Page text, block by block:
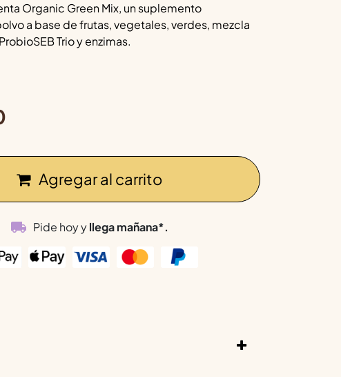
Organic Green Mix, un suplemento
a base de frutas, vegetales, verdes, mezcla
Trio y enzimas.
Agregar al carrito
Pide hoy yllega mañana*.